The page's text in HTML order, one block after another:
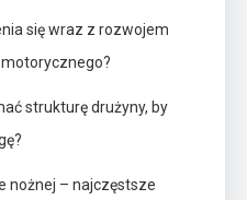
się wraz z rozwojem
strukturę drużyny, by
nożnej – najczęstsze